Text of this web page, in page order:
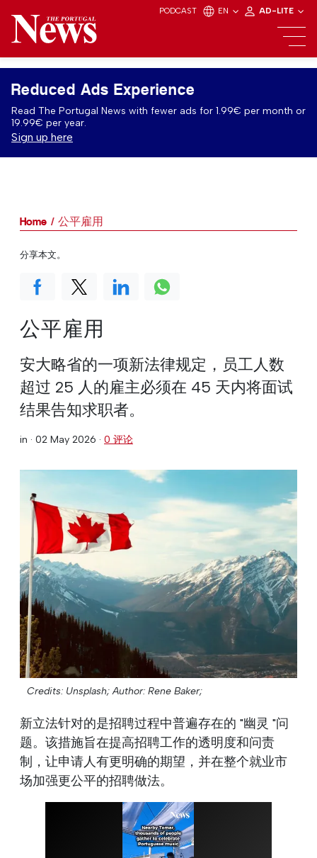
PODCAST EN AD-LITE
Reduced Ads Experience
Read The Portugal News with fewer ads for 1.99€ per month or
19.99€ per year.
Sign up here
Home 公平雇用
公平雇用
安大略省的一项新法律规定，员工人数
超过 25 人的雇主必须在 45 天内将面试
结果告知求职者。
in · 02 May 2026 · 0 评论
Credits: Unsplash; Author: Rene Baker;
新立法针对的是招聘过程中普遍存在的 "幽灵 "问
题。该措施旨在提高招聘工作的透明度和问责
制，让申请人有更明确的期望，并在整个就业市
场加强更公平的招聘做法。
分享本文。